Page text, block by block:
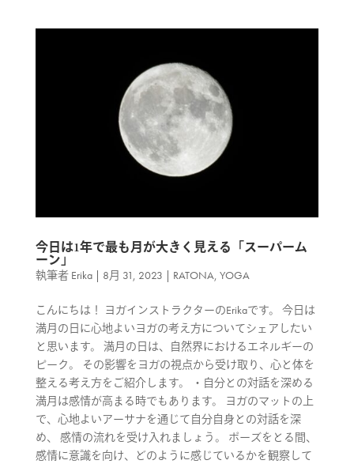
今日は1年で最も月が大きく見える「スーパーム
ーン」
執筆者 Erika| 8月 31, 2023 | RATONA, YOGA
こんにちは！ ヨガインストラクターのErikaです。 今日は
満月の日に心地よいヨガの考え方についてシェアしたい
と思います。 満月の日は、自然界におけるエネルギーの
ピーク。 その影響をヨガの視点から受け取り、心と体を
整える考え方をご紹介します。 ・自分との対話を深める
満月は感情が高まる時でもあります。 ヨガのマットの上
で、心地よいアーサナを通じて自分自身との対話を深
め、 感情の流れを受け入れましょう。 ポーズをとる間、
感情に意識を向け、どのように感じているかを観察して